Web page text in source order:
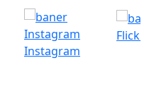
Instagram
Flickr